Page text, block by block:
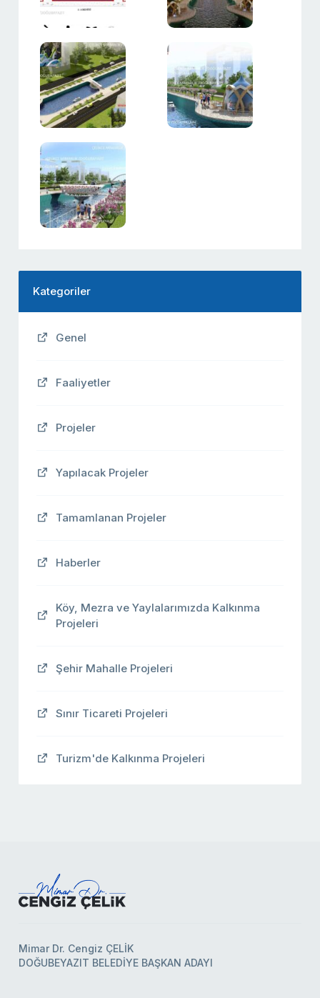
Kategoriler
Genel
Faaliyetler
Projeler
Yapılacak Projeler
Tamamlanan Projeler
Haberler
Köy, Mezra ve Yaylalarımızda Kalkınma
Projeleri
Şehir Mahalle Projeleri
Sınır Ticareti Projeleri
Turizm'de Kalkınma Projeleri
Mimar Dr. Cengiz ÇELİK
DOĞUBEYAZIT BELEDİYE BAŞKAN ADAYI